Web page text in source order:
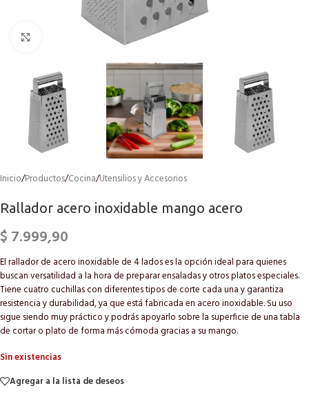
Inicio/Productos/Cocina/Utensilios y Accesorios
Rallador acero inoxidable mango acero
$ 7.999,90
El rallador de acero inoxidable de 4 lados es la opción ideal para quienes
buscan versatilidad a la hora de preparar ensaladas y otros platos especiales.
Tiene cuatro cuchillas con diferentes tipos de corte cada una y garantiza
resistencia y durabilidad, ya que está fabricada en acero inoxidable. Su uso
sigue siendo muy práctico y podrás apoyarlo sobre la superficie de una tabla
de cortar o plato de forma más cómoda gracias a su mango.
Sin existencias
Agregar a la lista de deseos